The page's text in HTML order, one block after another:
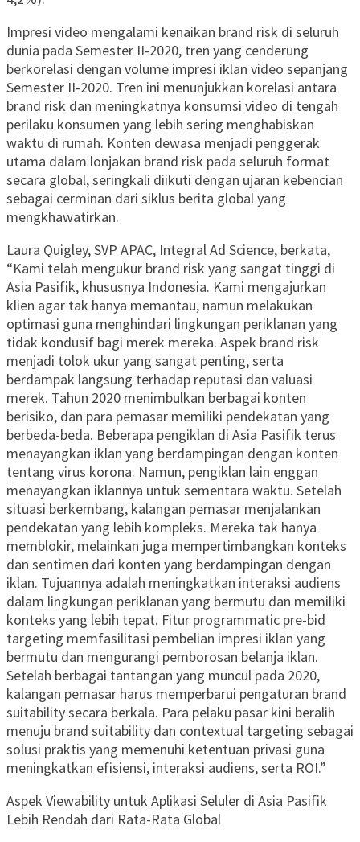
Impresi video mengalami kenaikan brand risk di seluruh
dunia pada Semester II-2020, tren yang cenderung
berkorelasi dengan volume impresi iklan video sepanjang
Semester II-2020. Tren ini menunjukkan korelasi antara
brand risk dan meningkatnya konsumsi video di tengah
perilaku konsumen yang lebih sering menghabiskan
waktu di rumah. Konten dewasa menjadi penggerak
utama dalam lonjakan brand risk pada seluruh format
secara global, seringkali diikuti dengan ujaran kebencian
sebagai cerminan dari siklus berita global yang
mengkhawatirkan.
Laura Quigley, SVP APAC, Integral Ad Science, berkata,
“Kami telah mengukur brand risk yang sangat tinggi di
Asia Pasifik, khususnya Indonesia. Kami mengajurkan
klien agar tak hanya memantau, namun melakukan
optimasi guna menghindari lingkungan periklanan yang
tidak kondusif bagi merek mereka. Aspek brand risk
menjadi tolok ukur yang sangat penting, serta
berdampak langsung terhadap reputasi dan valuasi
merek. Tahun 2020 menimbulkan berbagai konten
berisiko, dan para pemasar memiliki pendekatan yang
berbeda-beda. Beberapa pengiklan di Asia Pasifik terus
menayangkan iklan yang berdampingan dengan konten
tentang virus korona. Namun, pengiklan lain enggan
menayangkan iklannya untuk sementara waktu. Setelah
situasi berkembang, kalangan pemasar menjalankan
pendekatan yang lebih kompleks. Mereka tak hanya
memblokir, melainkan juga mempertimbangkan konteks
dan sentimen dari konten yang berdampingan dengan
iklan. Tujuannya adalah meningkatkan interaksi audiens
dalam lingkungan periklanan yang bermutu dan memiliki
konteks yang lebih tepat. Fitur programmatic pre-bid
targeting memfasilitasi pembelian impresi iklan yang
bermutu dan mengurangi pemborosan belanja iklan.
Setelah berbagai tantangan yang muncul pada 2020,
kalangan pemasar harus memperbarui pengaturan brand
suitability secara berkala. Para pelaku pasar kini beralih
menuju brand suitability dan contextual targeting sebagai
solusi praktis yang memenuhi ketentuan privasi guna
meningkatkan efisiensi, interaksi audiens, serta ROI.”
Aspek Viewability untuk Aplikasi Seluler di Asia Pasifik
Lebih Rendah dari Rata-Rata Global